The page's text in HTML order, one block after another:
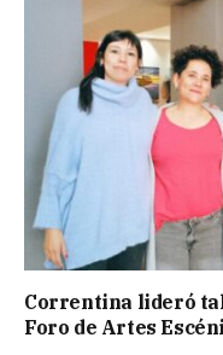
Correntina lideró
Foro de Artes